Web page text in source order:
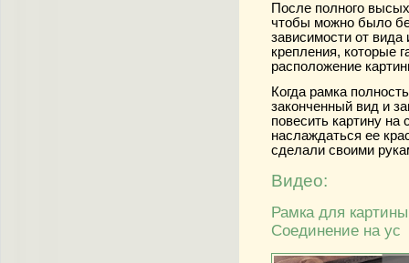
После полного
чтобы можно было
зависимости от
крепления, которые
расположение
Когда рамка
законченный вид и
повесить картину на
наслаждаться ее
сделали своими
Видео:
Рамка для
Соединение на ус